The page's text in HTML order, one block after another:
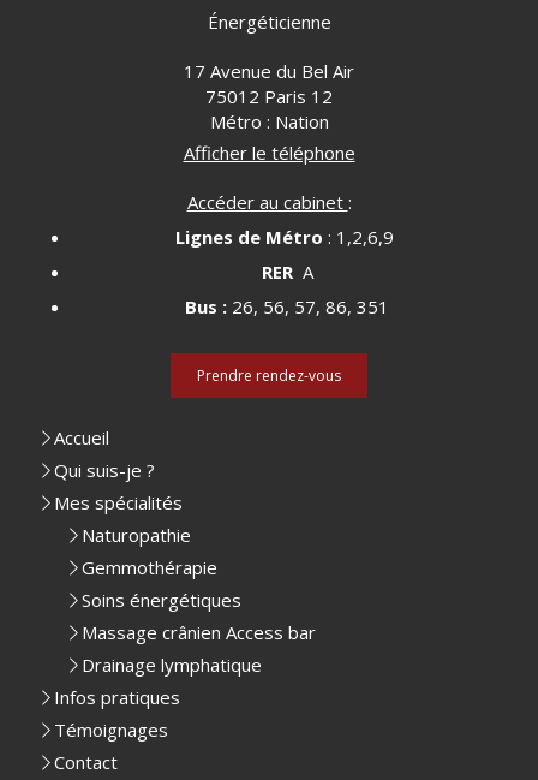
Énergéticienne
17 Avenue du Bel Air
75012 Paris 12
Métro : Nation
Afficher le téléphone
Accéder au cabinet :
Lignes de Métro : 1,2,6,9
RERA
Bus : 26, 56, 57, 86, 351
Prendre rendez-vous
Accueil
Qui suis-je ?
Mes spécialités
Naturopathie
Gemmothérapie
Soins énergétiques
Massage crânien Access bar
Drainage lymphatique
Infos pratiques
Témoignages
Contact